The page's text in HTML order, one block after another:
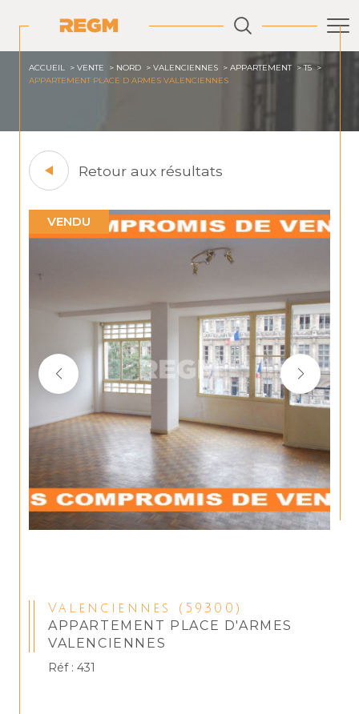
ACCUEIL VENTE NORD VALENCIENNES APPARTEMENT
T5
APPARTEMENT PLACE D ARMES VALENCIENNES
Retour aux résultats
VENDU
Valenciennes (59300)
APPARTEMENT PLACE D'ARMES
VALENCIENNES
Réf : 431